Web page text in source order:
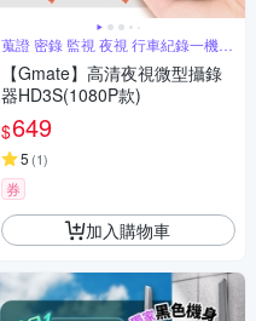
蒐證 密錄 監視 夜視 行車紀錄一機搞
定
【Gmate】高清夜視微型攝錄
器HD3S(1080P款)
$649
5 (1)
券
加入購物車